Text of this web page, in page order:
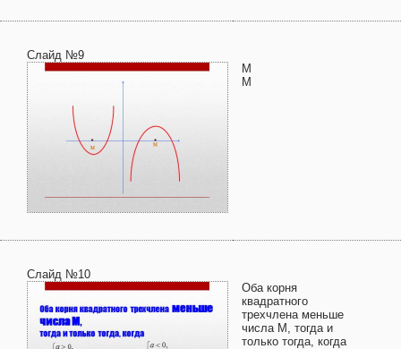
Слайд №9
М
М
Слайд №10
Оба корня
квадратного
трехчлена меньше
числа М, тогда и
только тогда, когда